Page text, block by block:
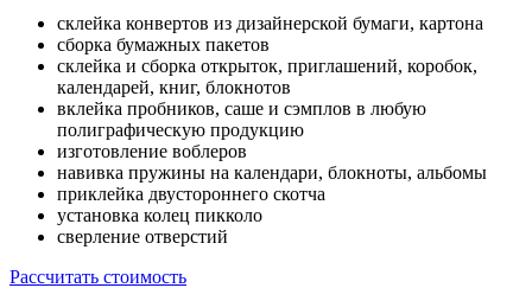
склейка конвертов из дизайнерской бумаги, картона
сборка бумажных пакетов
склейка и сборка открыток, приглашений, коробок,
календарей, книг, блокнотов
вклейка пробников, саше и сэмплов в любую
полиграфическую продукцию
изготовление воблеров
навивка пружины на календари, блокноты, альбомы
приклейка двустороннего скотча
установка колец пикколо
сверление отверстий
Рассчитать стоимость